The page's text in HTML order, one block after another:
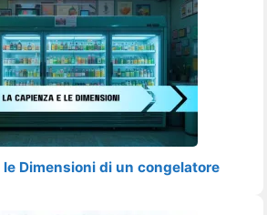
le Dimensioni di un congelatore